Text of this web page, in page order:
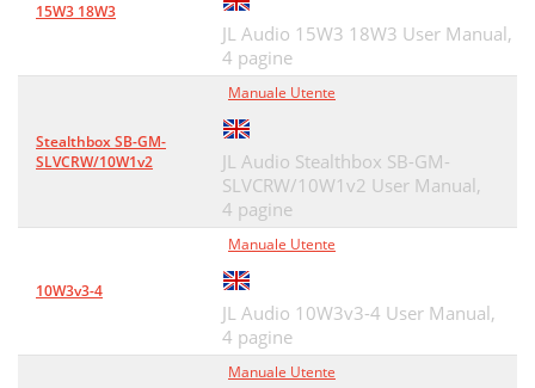
15W3 18W3
JL Audio 15W3 18W3 User Manual,
4 pagine
Stealthbox SB-GM-
SLVCRW/10W1v2
Manuale Utente
JL Audio Stealthbox SB-GM-
SLVCRW/10W1v2 User Manual,
4 pagine
10W3v3-4
Manuale Utente
JL Audio 10W3v3-4 User Manual,
4 pagine
Manuale Utente